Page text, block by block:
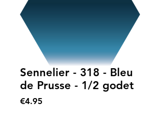
Sennelier - 318 - Bleu
de Prusse - 1/2 godet
€4.95